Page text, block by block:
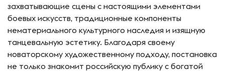
захватывающие сцены с настоящими элементами
боевых искусств, традиционные компоненты
нематериального культурного наследия и изящную
танцевальную эстетику. Благодаря своему
новаторскому художественному подходу, постановка
не только знакомит российскую публику с богатой